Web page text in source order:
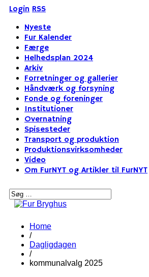
Login RSS
Nyeste
Fur Kalender
Færge
Helhedsplan 2024
Arkiv
Forretninger og gallerier
Håndværk og forsyning
Fonde og foreninger
Institutioner
Overnatning
Spisesteder
Transport og produktion
Produktionsvirksomheder
Video
Om FurNYT og Artikler til FurNYT
Home
/
Dagligdagen
/
kommunalvalg 2025